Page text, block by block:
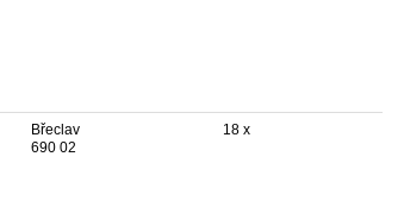
Břeclav
690 02
18 x